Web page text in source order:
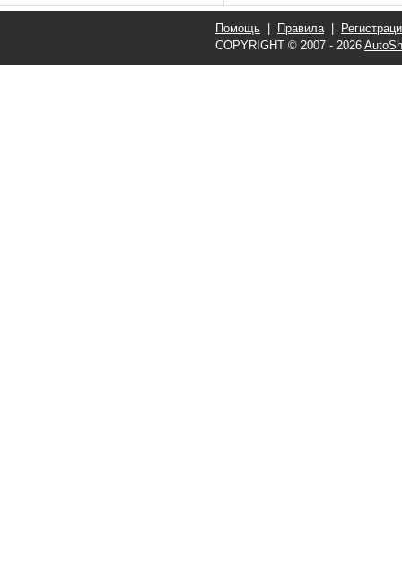
Помощь Правила|
COPYRIGHT © 2007 - 2026